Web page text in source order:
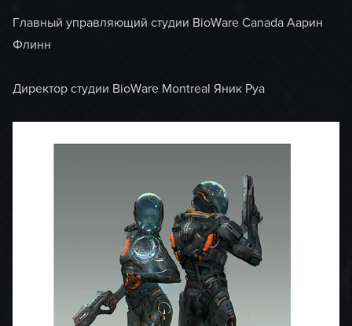
Главный управляющий студии BioWare Canada Аарин
Флинн
Директор студии BioWare Montreal Яник Руа